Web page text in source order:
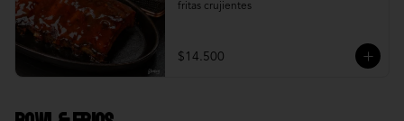
fritas crujientes
$14.500